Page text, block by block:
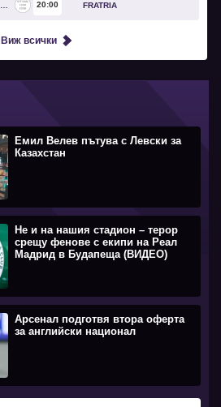
20 00 FRATRIA
Виж всички
Емил Велев пътува с Левски за
Казахстан
Не и на нашия стадион – терор
срещу фенове с екипи на Реал
Мадрид в Будапеща (ВИДЕО)
Арсенал подготвя втора оферта
за английски национал